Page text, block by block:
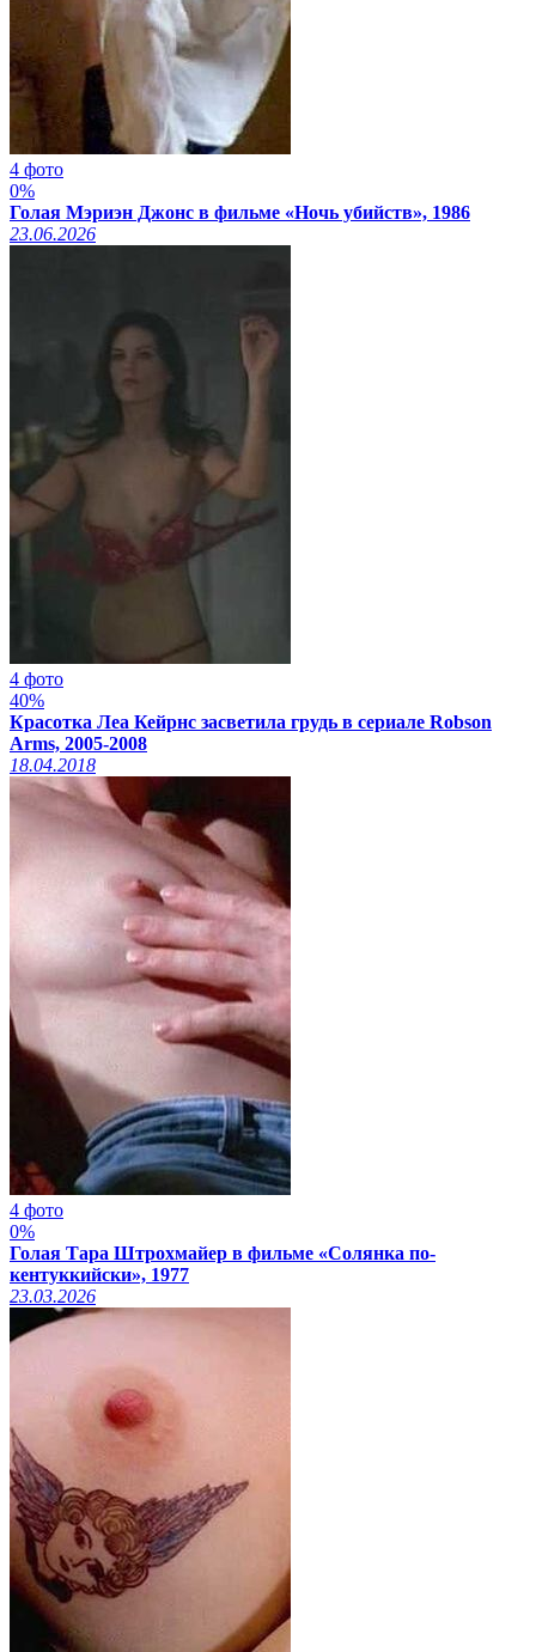
4 фото
0%
Голая Мэриэн Джонс в фильме «Ночь убийств», 1986
23.06.2026
4 фото
40%
Красотка Леа Кейрнс засветила грудь в сериале Robson
Arms, 2005-2008
18.04.2018
4 фото
0%
Голая Тара Штрохмайер в фильме «Солянка по-
кентуккийски», 1977
23.03.2026